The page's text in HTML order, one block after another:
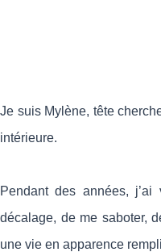
Je suis Mylène, tête
intérieure.
Pendant des années,
décalage, de me saboter,
une vie en apparence